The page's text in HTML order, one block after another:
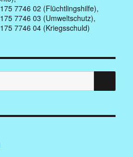
7746 02 (Flüchtlingshilfe),
7746 03 (Umweltschutz),
7746 04 (Kriegsschuld)